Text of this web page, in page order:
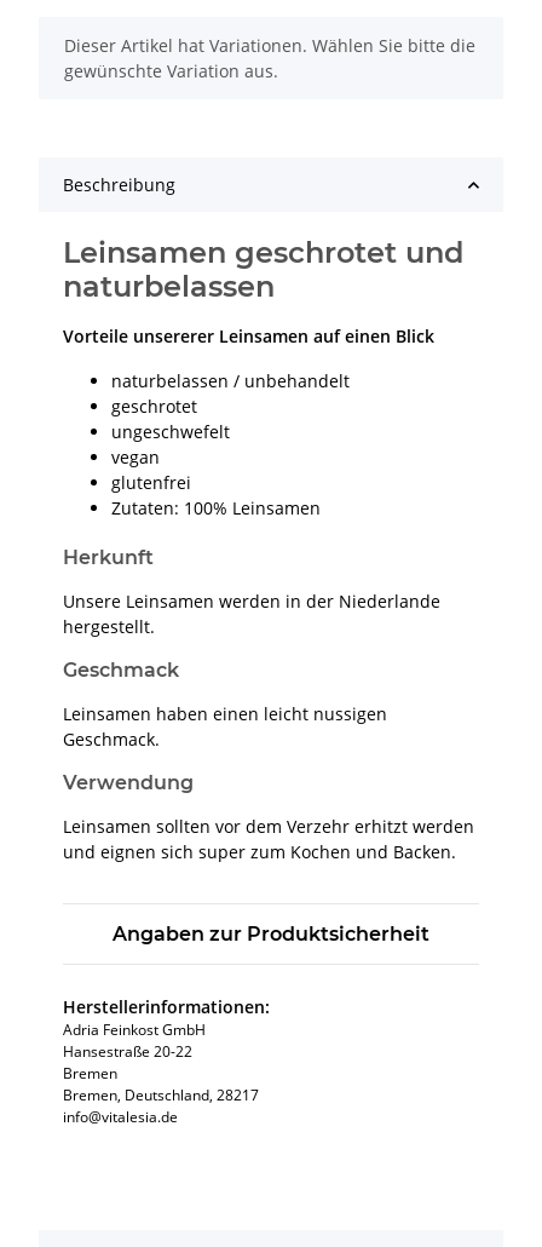
x
Dieser Artikel hat Variationen. Wählen Sie bitte die
gewünschte Variation aus.
Beschreibung
Leinsamen geschrotet und
naturbelassen
Vorteile unsererer Leinsamen auf einen Blick
naturbelassen / unbehandelt
geschrotet
ungeschwefelt
vegan
glutenfrei
Zutaten: 100% Leinsamen
Herkunft
Unsere Leinsamen werden in der Niederlande
hergestellt.
Geschmack
Leinsamen haben einen leicht nussigen
Geschmack.
Verwendung
Leinsamen sollten vor dem Verzehr erhitzt werden
und eignen sich super zum Kochen und Backen.
Angaben zur Produktsicherheit
Herstellerinformationen:
Adria Feinkost GmbH
Hansestraße 20-22
Bremen
Bremen, Deutschland, 28217
info@vitalesia.de